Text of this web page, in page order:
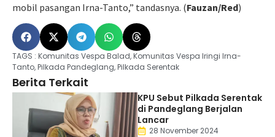
mobil pasangan Irna-Tanto,” tandasnya. (Fauzan/Red)
TAGS : Komunitas Vespa Balad,Komunitas Vespa Iringi Irna-
Tanto,Pilkada Pandeglang,Pilkada Serentak
Berita Terkait
KPU Sebut Pilkada Serentak
di Pandeglang Berjalan
Lancar
28 November 2024